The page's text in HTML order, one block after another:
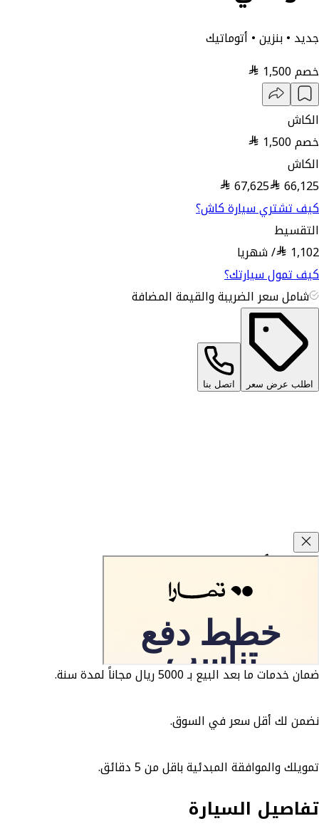
جديد • بنزين • أتوماتيك
خصم1,500
الكاش
خصم1,500
الكاش
66,125
67,625
كيف تشتري سيارة كاش؟
التقسيط
1,102
/شهريا
كيف تمول سيارتك؟
شامل سعر الضريبة والقيمة المضافة
اطلب عرض سعر اتصل بنا
وعود كارزفد
ضمان الوكيل 3 سنوات او 5 سنوات مجاناً.
ضمان خدمات ما بعد البيع بـ 5000 ريال مجاناً لمدة سنة.
نضمن لك أقل سعر في السوق.
تمويلك والموافقة المبدئية باقل من 5 دقائق.
تفاصيل السيارة